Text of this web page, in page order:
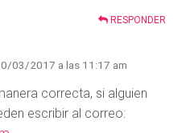
RESPONDER
03/2017 a las 11:17 am
correcta, si alguien
escribir al correo: